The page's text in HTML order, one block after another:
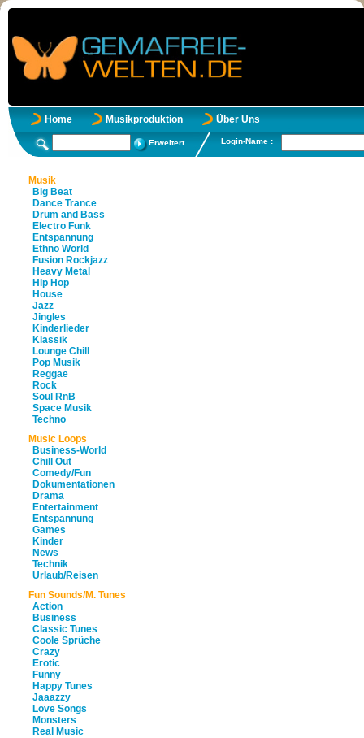
Home Musikproduktion Über Uns
Erweitert Login-Name :
Musik
Big Beat
Dance Trance
Drum and Bass
Electro Funk
Entspannung
Ethno World
Fusion Rockjazz
Heavy Metal
Hip Hop
House
Jazz
Jingles
Kinderlieder
Klassik
Lounge Chill
Pop Musik
Reggae
Rock
Soul RnB
Space Musik
Techno
Music Loops
Business-World
Chill Out
Comedy/Fun
Dokumentationen
Drama
Entertainment
Entspannung
Games
Kinder
News
Technik
Urlaub/Reisen
Fun Sounds/M. Tunes
Action
Business
Classic Tunes
Coole Sprüche
Crazy
Erotic
Funny
Happy Tunes
Jaaazzy
Love Songs
Monsters
Real Music